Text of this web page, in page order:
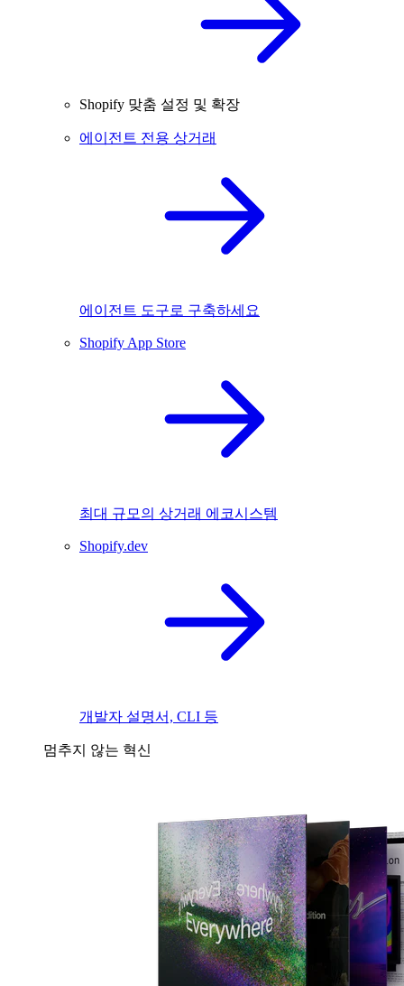
Shopify 맞춤 설정 및 확장
에이전트 전용 상거래
에이전트 도구로 구축하세요
Shopify App Store
최대 규모의 상거래 에코시스템
Shopify.dev
개발자 설명서, CLI 등
멈추지 않는 혁신